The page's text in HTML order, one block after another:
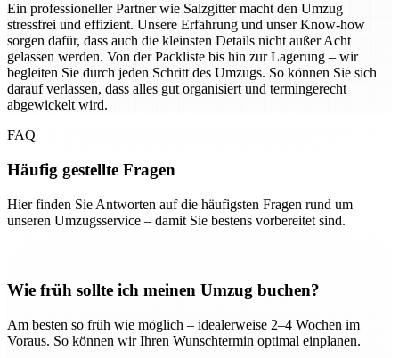
Ein professioneller Partner wie Salzgitter macht den Umzug
stressfrei und effizient. Unsere Erfahrung und unser Know-how
sorgen dafür, dass auch die kleinsten Details nicht außer Acht
gelassen werden. Von der Packliste bis hin zur Lagerung – wir
begleiten Sie durch jeden Schritt des Umzugs. So können Sie sich
darauf verlassen, dass alles gut organisiert und termingerecht
abgewickelt wird.
FAQ
Häufig gestellte Fragen
Hier finden Sie Antworten auf die häufigsten Fragen rund um
unseren Umzugsservice – damit Sie bestens vorbereitet sind.
Wie früh sollte ich meinen Umzug buchen?
Am besten so früh wie möglich – idealerweise 2–4 Wochen im
Voraus. So können wir Ihren Wunschtermin optimal einplanen.